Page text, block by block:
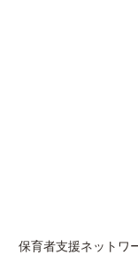
保育者支援ネットワ